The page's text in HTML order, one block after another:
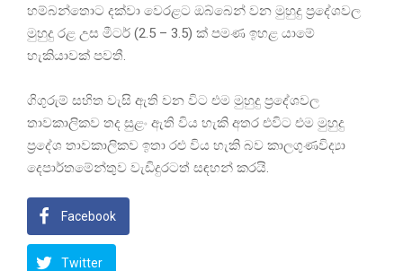
හම්බන්තොට දක්වා වෙරළට ඔබ්බෙන් වන මුහුදු ප්‍රදේශවල
මුහුදු රළ උස මීටර් (2.5 – 3.5) ක් පමණ ඉහළ යාමේ
හැකියාවක් පවතී.
ගිගුරුම් සහිත වැසි ඇති වන විට එම මුහුදු ප්‍රදේශවල
තාවකාලිකව තද සුළං ඇති විය හැකි අතර එවිට එම මුහුදු
ප්‍රදේශ තාවකාලිකව ඉතා රළු විය හැකි බව කාලගුණවිද්‍යා
දෙපාර්තමේන්තුව වැඩිදුරටත් සඳහන් කරයි.
Facebook
Twitter